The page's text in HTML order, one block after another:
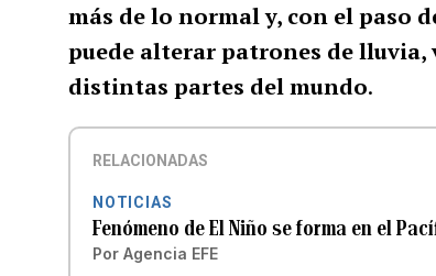
más de lo normal y, con el paso
puede alterar patrones de
distintas partes del mundo.
RELACIONADAS
NOTICIAS
Fenómeno de El Niño se forma en el
Por Agencia EFE